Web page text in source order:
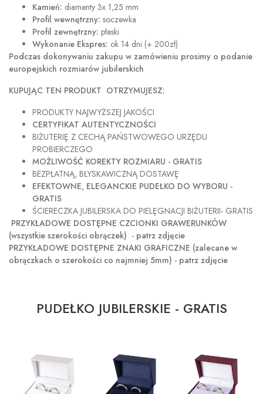
Kamień: diamenty 3x 1,25 mm
Profil wewnętrzny: soczewka
Profil zewnętrzny: płaski
Wykonanie Ekspres: ok 14 dni (+ 200zł)
Podczas dokonywaniu zakupu w zamówieniu prosimy o podanie
europejskich rozmiarów jubilerskich
KUPUJĄC TEN PRODUKT OTRZYMUJESZ:
PRODUKTY NAJWYŻSZEJ JAKOŚCI
CERTYFIKAT AUTENTYCZNOŚCI
BIŻUTERIĘ Z CECHĄ PAŃSTWOWEGO URZĘDU
PROBIERCZEGO
MOŻLIWOŚĆ KOREKTY ROZMIARU - GRATIS
BEZPŁATNĄ, BŁYSKAWICZNĄ DOSTAWĘ
EFEKTOWNE, ELEGANCKIE PUDEŁKO DO WYBORU -
GRATIS
ŚCIERECZKA JUBILERSKA DO PIELĘGNACJI BIŻUTERII- GRATIS
PRZYKŁADOWE DOSTĘPNE CZCIONKI GRAWERUNKÓW
(wszystkie szerokości obrączek) - patrz zdjęcie
PRZYKŁADOWE DOSTĘPNE ZNAKI GRAFICZNE (zalecane w
obrączkach o szerokości co najmniej 5mm) - patrz zdjęcie
PUDEŁKO JUBILERSKIE - GRATIS